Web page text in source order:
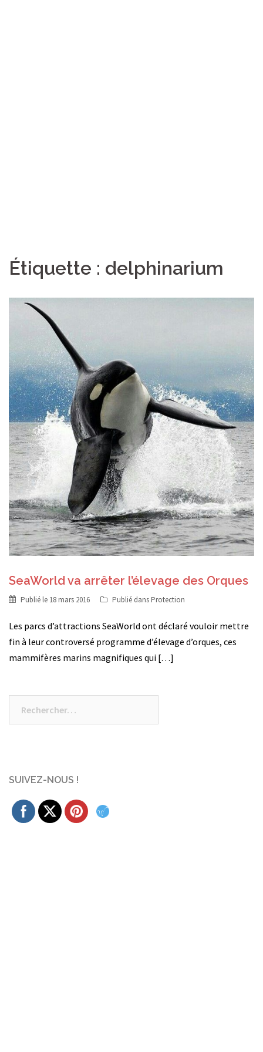
Étiquette : delphinarium
SeaWorld va arrêter l’élevage des Orques
Publié le 18 mars 2016 Publié dans Protection
Les parcs d’attractions SeaWorld ont déclaré vouloir mettre
fin à leur controversé programme d’élevage d’orques, ces
mammifères marins magnifiques qui […]
SUIVEZ-NOUS !